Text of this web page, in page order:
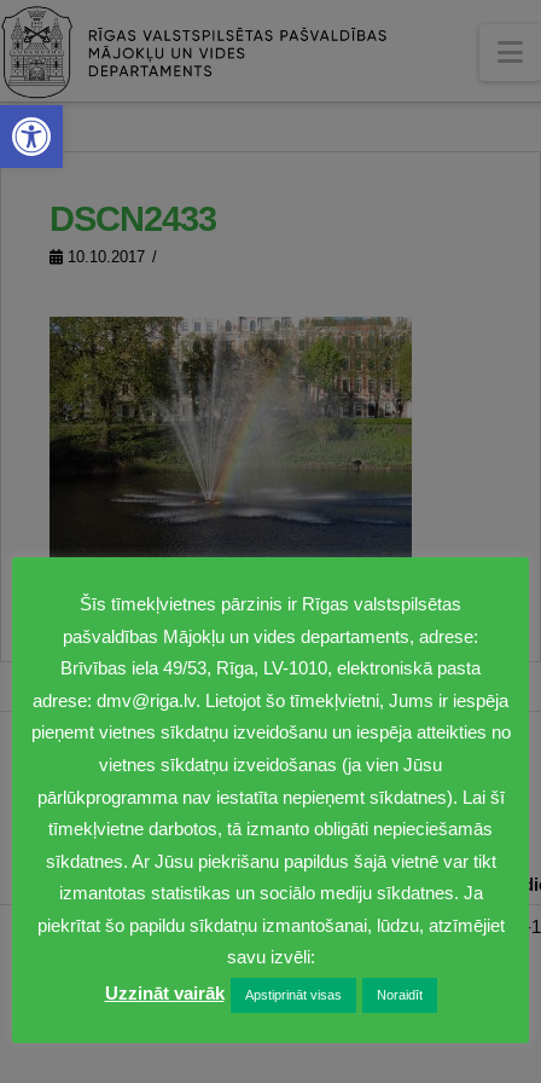
Open toolbar
DSCN2433
10.10.2017
1201
dmv@riga.lv
Pirmdiena Otrdiena Trešdiena Ceturtdiena
08:30-17:00 08:00-17:00 08:00-17:00 08:00-17:00 08:00-
Šīs tīmekļvietnes pārzinis ir Rīgas valstspilsētas
pašvaldības Mājokļu un vides departaments, adrese:
Brīvības iela 49/53, Rīga, LV-1010, elektroniskā pasta
adrese: dmv@riga.lv. Lietojot šo tīmekļvietni, Jums ir iespēja
pieņemt vietnes sīkdatņu izveidošanu un iespēja atteikties no
vietnes sīkdatņu izveidošanas (ja vien Jūsu
pārlūkprogramma nav iestatīta nepieņemt sīkdatnes). Lai šī
tīmekļvietne darbotos, tā izmanto obligāti nepieciešamās
sīkdatnes. Ar Jūsu piekrišanu papildus šajā vietnē var tikt
izmantotas statistikas un sociālo mediju sīkdatnes. Ja
piekrītat šo papildu sīkdatņu izmantošanai, lūdzu, atzīmējiet
savu izvēli:
Uzzināt vairāk
Apstiprināt visas Noraidīt